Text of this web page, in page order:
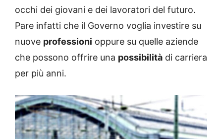
occhi dei giovani e dei lavoratori del futuro.
Pare infatti che il Governo voglia investire su
nuove professioni oppure su quelle aziende
che possono offrire una possibilità di carriera
per più anni.